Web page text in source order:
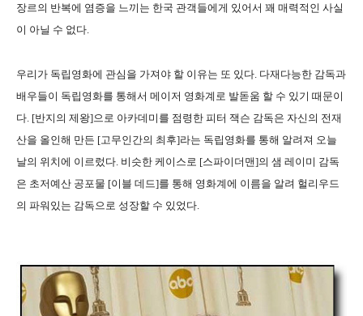
장르의 반복에 염증을 느끼는 한국 관객들에게 있어서 꽤 매력적인 사실
이 아닐 수 없다.
우리가 독립영화에 관심을 가져야 할 이유는 또 있다. 다재다능한 감독과
배우들이 독립영화를 통해서 메이저 영화계로 발돋움 할 수 있기 때문이
다. [반지의 제왕]으로 아카데미를 점령한 피터 잭슨 감독은 자신의 전재
산을 올인해 만든 [고무인간의 최후]라는 독립영화를 통해 알려져 오늘
날의 위치에 이르렀다. 비슷한 케이스로 [스파이더맨]의 샘 레이미 감독
은 초저예산 공포물 [이블 데드]를 통해 영화계에 이름을 알려 헐리우드
의 파워있는 감독으로 성장할 수 있었다.